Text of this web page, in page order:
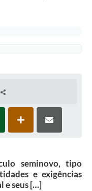
seminovo, tipo
e exigências
e seus […]